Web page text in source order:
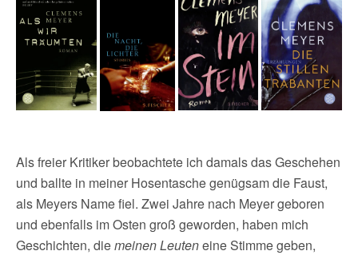
Als freier Kritiker beobachtete ich damals das Geschehen
und ballte in meiner Hosentasche genügsam die Faust,
als Meyers Name fiel. Zwei Jahre nach Meyer geboren
und ebenfalls im Osten groß geworden, haben mich
Geschichten, diemeinen Leuteneine Stimme geben,